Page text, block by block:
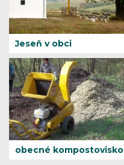
Jeseň v obci
obecné kompostovisko